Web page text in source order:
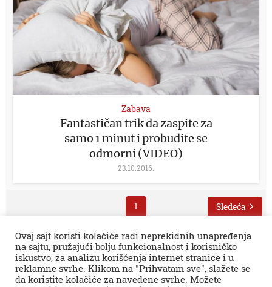
Zabava
Fantastičan trik da zaspite za
samo 1 minut i probudite se
odmorni (VIDEO)
23.10.2016.
1 Sledeća
Ovaj sajt koristi kolačiće radi neprekidnih unapređenja
na sajtu, pružajući bolju funkcionalnost i korisničko
iskustvo, za analizu korišćenja internet stranice i u
reklamne svrhe. Klikom na "Prihvatam sve", slažete se
da koristite kolačiće za navedene svrhe. Možete